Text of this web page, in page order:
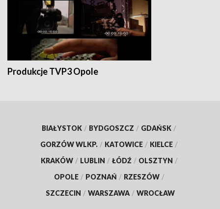
Produkcje TVP3 Opole
BIAŁYSTOK / BYDGOSZCZ / GDAŃSK /
GORZÓW WLKP. / KATOWICE / KIELCE /
KRAKÓW / LUBLIN / ŁÓDŹ / OLSZTYN /
OPOLE / POZNAŃ / RZESZÓW /
SZCZECIN / WARSZAWA / WROCŁAW